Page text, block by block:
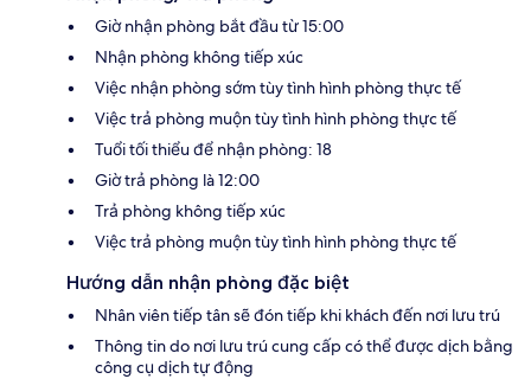
Giờ nhận phòng bắt đầu từ 15:00
Nhận phòng không tiếp xúc
Việc nhận phòng sớm tùy tình hình phòng thực tế
Việc trả phòng muộn tùy tình hình phòng thực tế
Tuổi tối thiểu để nhận phòng: 18
Giờ trả phòng là 12:00
Trả phòng không tiếp xúc
Việc trả phòng muộn tùy tình hình phòng thực tế
Hướng dẫn nhận phòng đặc biệt
Nhân viên tiếp tân sẽ đón tiếp khi khách đến nơi lưu trú
Thông tin do nơi lưu trú cung cấp có thể được dịch bằng
công cụ dịch tự động